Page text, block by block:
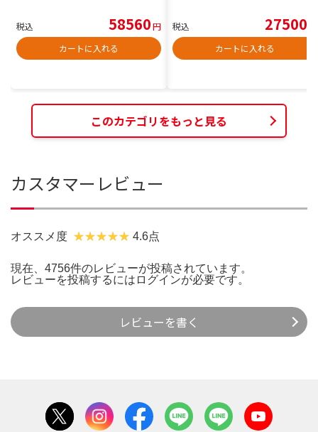
税込 58560円
カートに入れる
税込 27500
カートに入れる
このカテゴリをもっと見る
カスタマーレビュー
オススメ度 4.6点
現在、4756件のレビューが投稿されています。
レビューを投稿するには ログインが必要です。
レビューを書く